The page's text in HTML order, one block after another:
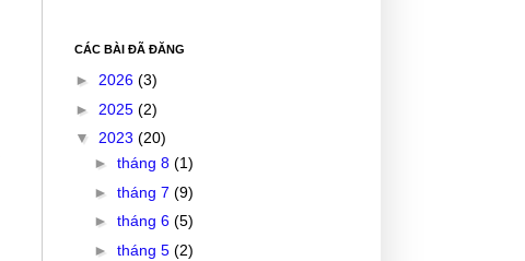
CÁC BÀI ĐÃ ĐĂNG
► 2026 (3)
► 2025 (2)
▼ 2023 (20)
► tháng 8 (1)
► tháng 7 (9)
► tháng 6 (5)
► tháng 5 (2)